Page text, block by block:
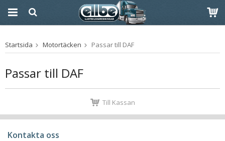
Produkten har blivit
tillagd i varukorgen
Startsida Motortäcken Passar till DAF
Passar till DAF
Till Kassan
Kontakta oss